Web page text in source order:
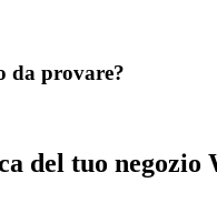
da provare?
del tuo negozio